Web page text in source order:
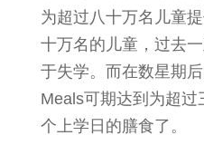
为超过八十万名儿童
十万名的儿童，过去
于失学。而在数星期
Meals可期达到为超
个上学日的膳食了。